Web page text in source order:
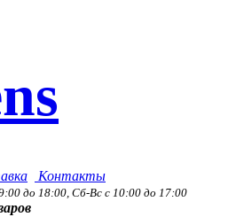
Контакты
до 18:00, Сб-Вс с 10:00 до 17:00